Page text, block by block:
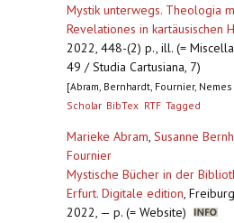
Mystik unterwegs. Theologia
Revelationes in kartäusischen
2022, 448-(2) p., ill. (=
49 / Studia Cartusiana, 7)
[Abram, Bernhardt, Fournier, Nemes
Scholar BibTex RTF Tagged
Marieke Abram, Susanne
Fournier
Mystische Bücher in der
Erfurt. Digitale edition,
2022, — p. (= Website)